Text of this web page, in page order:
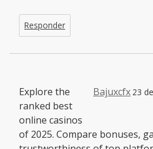
Responder
Bajuxcfx 23
Explore the
ranked best
online casinos
of 2025. Compare bonuses,